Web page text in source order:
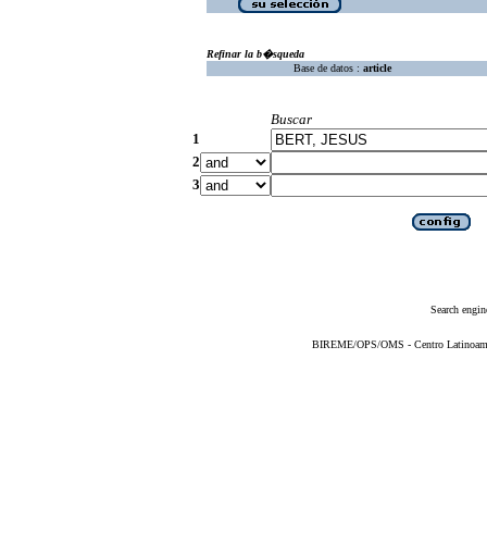
Refinar la b�squeda
Base de datos : article
Buscar
1
2
3
Search
BIREME/OPS/OMS - Centro